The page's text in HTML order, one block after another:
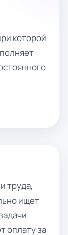
которой
труда,
ищет
оплату за